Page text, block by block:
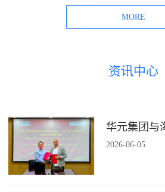
MORE
资讯中心
2026-06-05